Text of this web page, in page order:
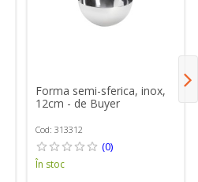
Forma semi-sferica, inox,
12cm - de Buyer
Cod: 313312
(0)
În stoc